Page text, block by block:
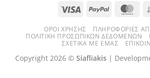
Visa PayPal
ΌΡΟΙ ΧΡΉΣΗΣ
ΠΛΗΡΟΦΟΡΊΕΣ
ΠΟΛΙΤΙΚΉ ΠΡΟΣΩΠΙΚΏΝ ΔΕΔΟΜΈΝΩΝ
ΣΧΕΤΙΚΆ ΜΕ ΕΜΆΣ
Copyright 2026 © Siafliakis|